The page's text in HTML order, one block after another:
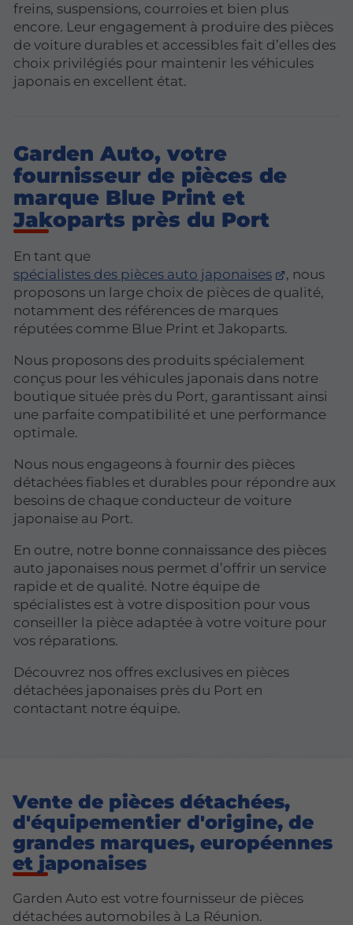
freins, suspensions, courroies et bien plus
encore. Leur engagement à produire des pièces
de voiture durables et accessibles fait d’elles des
choix privilégiés pour maintenir les véhicules
japonais en excellent état.
Garden Auto, votre
fournisseur de pièces de
marque Blue Print et
Jakoparts près du Port
En tant que
spécialistes des pièces auto japonaises
, nous
proposons un large choix de pièces de qualité,
notamment des références de marques
réputées comme Blue Print et Jakoparts.
Nous proposons des produits spécialement
conçus pour les véhicules japonais dans notre
boutique située près du Port, garantissant ainsi
une parfaite compatibilité et une performance
optimale.
Nous nous engageons à fournir des pièces
détachées fiables et durables pour répondre aux
besoins de chaque conducteur de voiture
japonaise au Port.
En outre, notre bonne connaissance des pièces
auto japonaises nous permet d’offrir un service
rapide et de qualité. Notre équipe de
spécialistes est à votre disposition pour vous
conseiller la pièce adaptée à votre voiture pour
vos réparations.
Découvrez nos offres exclusives en pièces
détachées japonaises près du Port en
contactant notre équipe.
Vente de pièces détachées,
d'équipementier d'origine, de
grandes marques, européennes
et japonaises
Garden Auto est votre fournisseur de pièces
détachées automobiles à La Réunion.